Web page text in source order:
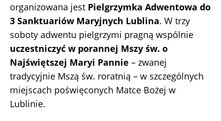
organizowana jest Pielgrzymka Adwentowa do
3 Sanktuariów Maryjnych Lublina. W trzy
soboty adwentu pielgrzymi pragną wspólnie
uczestniczyć w porannej Mszy św. o
Najświętszej Maryi Pannie – zwanej
tradycyjnie Mszą św. roratnią – w szczególnych
miejscach poświęconych Matce Bożej w
Lublinie.